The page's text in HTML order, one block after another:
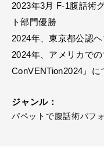
2023年3月 F-1腹話術
ト部門優勝
2024年、東京都公認
2024年、アメリカで
ConVENTion2024』に
ジャンル：
パペットで腹話術パフ